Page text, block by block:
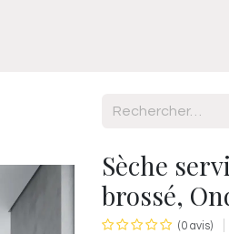
Sèche
brossé,
(0 avis)